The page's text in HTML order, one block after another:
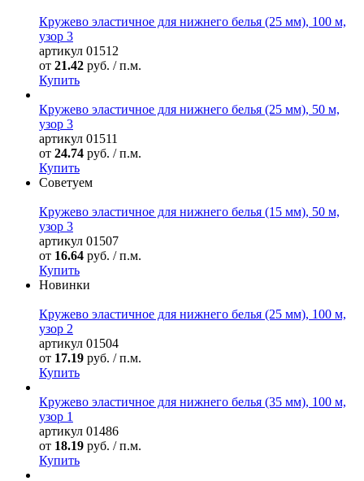
Кружево эластичное для нижнего белья (25 мм), 100 м,
узор 3
артикул 01512
от 21.42 руб. / п.м.
Купить
Кружево эластичное для нижнего белья (25 мм), 50 м,
узор 3
артикул 01511
от 24.74 руб. / п.м.
Купить
Советуем
Кружево эластичное для нижнего белья (15 мм), 50 м,
узор 3
артикул 01507
от 16.64 руб. / п.м.
Купить
Новинки
Кружево эластичное для нижнего белья (25 мм), 100 м,
узор 2
артикул 01504
от 17.19 руб. / п.м.
Купить
Кружево эластичное для нижнего белья (35 мм), 100 м,
узор 1
артикул 01486
от 18.19 руб. / п.м.
Купить